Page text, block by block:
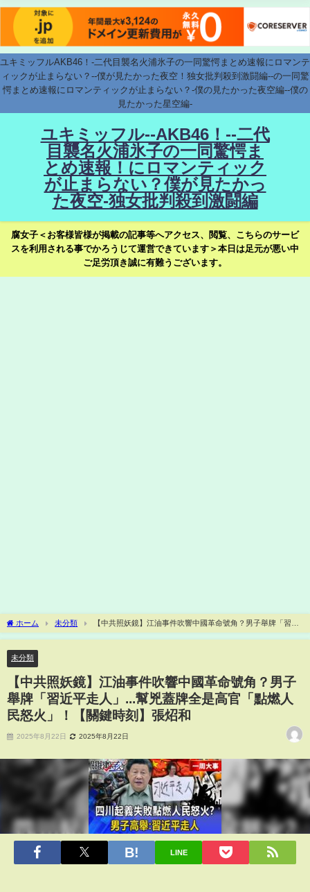
ユキミッフルAKB46！-二代目襲名火浦氷子の一同驚愕まとめ速報にロマンテ
ィックが止まらない？--僕が見たかった夜空！独女批判殺到激闘編--の一同驚
愕まとめ速報にロマンティックが止まらない？-僕の見たかった夜空編--僕の
見たかった星空編-
ユキミッフル--AKB46！--二代
目襲名火浦氷子の一同驚愕ま
とめ速報！にロマンティック
が止まらない？僕が見たかっ
た夜空-独女批判殺到激闘編
腐女子＜お客様皆様が掲載の記事等へアクセス、閲覧、こちらのサービ
スを利用される事でかろうじて運営できています＞本日は足元が悪い中
ご足労頂き誠に有難うございます。
ホーム 未分類
【中共照妖鏡】江油事件吹響中國革命號角？男子舉牌「習近
平走人」...幫兇蓋牌全是高官「點燃人民怒火」！【關鍵時刻】張炤和
未分類
【中共照妖鏡】江油事件吹響中國革命號角？男子
舉牌「習近平走人」...幫兇蓋牌全是高官「點燃人
民怒火」！【關鍵時刻】張炤和
2025年8月22日 2025年8月22日
LINE